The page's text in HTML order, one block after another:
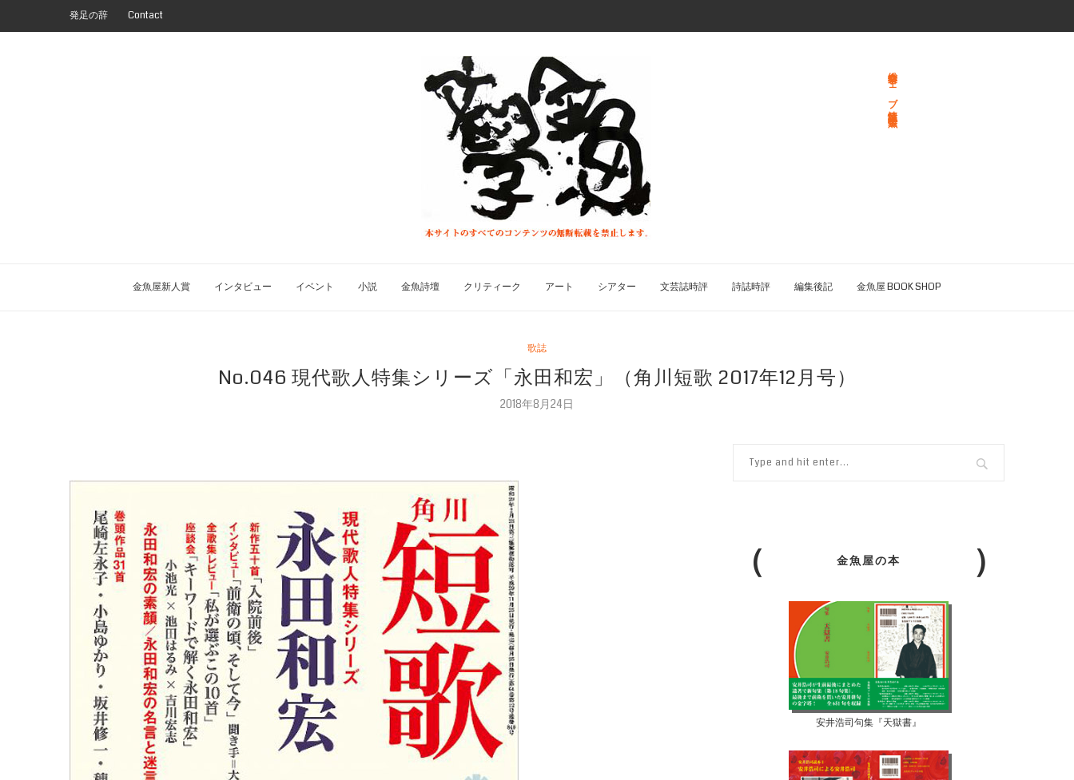
発足の辞 Contact
総合文学ウェブ情報誌 文学金魚
金魚屋新人賞 インタビュー イベント 小説 金魚詩壇 クリティーク アート シアター 文芸誌時評 詩誌時評 編集後記 金魚屋 BOOK SHOP
歌誌
No.046 現代歌人特集シリーズ「永田和宏」（角川短歌 2017年12月号）
2018年8月24日
金魚屋の本
安井浩司句集『天獄書』